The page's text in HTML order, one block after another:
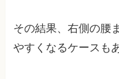
その結果、右側の腰
やすくなるケースも